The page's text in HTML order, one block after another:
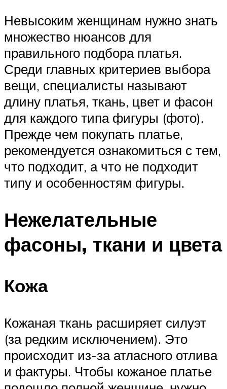
Невысоким женщинам нужно знать
множество нюансов для
правильного подбора платья.
Среди главных критериев выбора
вещи, специалисты называют
длину платья, ткань, цвет и фасон
для каждого типа фигуры (фото).
Прежде чем покупать платье,
рекомендуется ознакомиться с тем,
что подходит, а что не подходит
типу и особенностям фигуры.
Нежелательные
фасоны, ткани и цвета
Кожа
Кожаная ткань расширяет силуэт
(за редким исключением). Это
происходит из-за атласного отлива
и фактуры. Чтобы кожаное платье